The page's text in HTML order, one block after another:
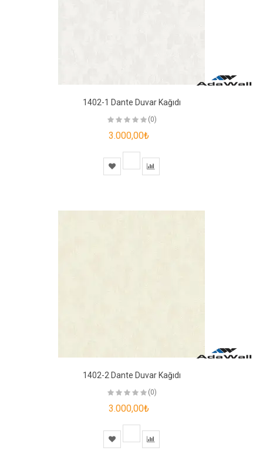
1402-1 Dante Duvar Kağıdı
(0)
3.000,00₺
1402-2 Dante Duvar Kağıdı
(0)
3.000,00₺